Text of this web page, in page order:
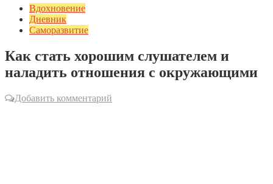
Вдохновение
Дневник
Саморазвитие
Как стать хорошим слушателем и
наладить отношения с окружающими
Добавить комментарий